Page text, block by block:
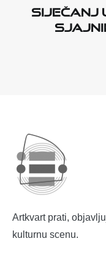
Siječanj
Artkvart prati,
kulturnu scenu.